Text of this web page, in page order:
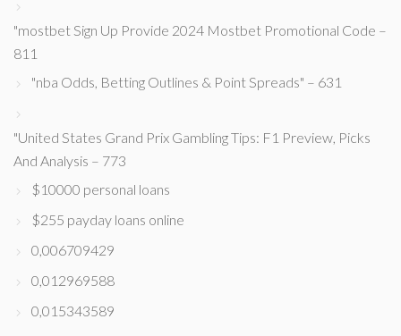
"mostbet Sign Up Provide 2024 Mostbet Promotional Code –
811
"nba Odds, Betting Outlines & Point Spreads" – 631
"United States Grand Prix Gambling Tips: F1 Preview, Picks
And Analysis – 773
$10000 personal loans
$255 payday loans online
0,006709429
0,012969588
0,015343589